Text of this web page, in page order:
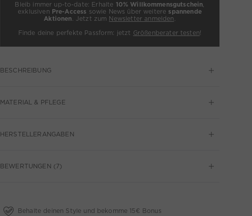
Bleib immer up-to-date: Erhalte 10% Willkommensgutschein,
exklusiven Pre-Access sowie News über weitere spannende
Aktionen. Jetzt zum Newsletter anmelden .
Finde deine perfekte Passform: jetzt Größenberater testen!
BESCHREIBUNG
MATERIAL & PFLEGE
HERSTELLERANGABEN
BEWERTUNGEN (7)
Behalte deinen Style und bekomme 15€ Bonus